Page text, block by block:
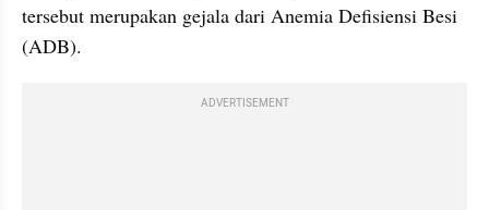
tersebut merupakan gejala dari Anemia Defisiensi Besi
(ADB).
ADVERTISEMENT